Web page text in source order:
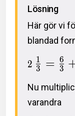
Lösning
Här gör vi
blandad
2 3
1 = 3
6
Nu
varandra